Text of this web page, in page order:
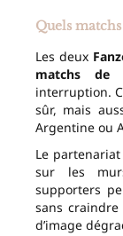
Quels
Les deux
matchs de
interruption.
sûr, mais
Argentine ou
Le
sur les
supporters
sans
d’image